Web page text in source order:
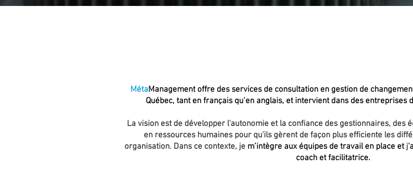
MétaManagement offre des services de consultation en gestion de
Québec, tant en français qu’en anglais, et intervient dans des entreprises
La vision est de développer l'autonomie et la confiance des gestionnaires, des
en ressources humaines pour qu'ils gèrent de façon plus efficiente les
organisation. Dans ce contexte, je m’intègre aux équipes de travail en place etj
coach et facilitatrice.